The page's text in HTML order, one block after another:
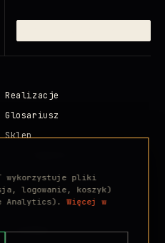
Realizacje
Glosariusz
Sklep
Instagram
wykorzystuje pliki
logowanie, koszyk)
Analytics).Więcej w